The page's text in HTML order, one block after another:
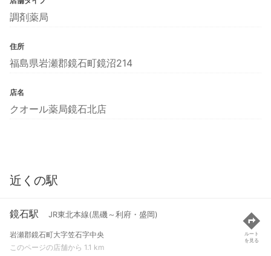
調剤薬局
住所
福島県岩瀬郡鏡石町鏡沼214
店名
クオール薬局鏡石北店
近くの駅
鏡石駅 JR東北本線(黒磯～利府・盛岡)
岩瀬郡鏡石町大字笠石字中央
このページの店舗から 1.1 km
ルート
を見る